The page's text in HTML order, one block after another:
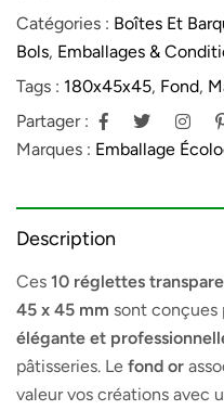
Catégories : Boîtes Et
Bols, Emballages &
Tags : 180x45x45, Fond,
Partager :
Marques : Emballage
Description
Ces 10 réglettes
45 x 45 mm sont conçues
élégante et
pâtisseries. Le fond or
valeur vos créations avec